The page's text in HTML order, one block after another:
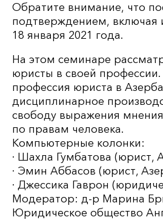
Обратите внимание, что
подтверждением, включая
18 января 2021 года.
На этом семинаре
юристы в своей
профессия юриста в
дисциплинарное
свободу выражения
по правам человека.
Компьютерные колонки:
· Шахла Гумбатова (юрист,
· Эмин Аббасов (юрист,
· Джессика Гаврон
Модератор: д-р Марина
Юридическое общество